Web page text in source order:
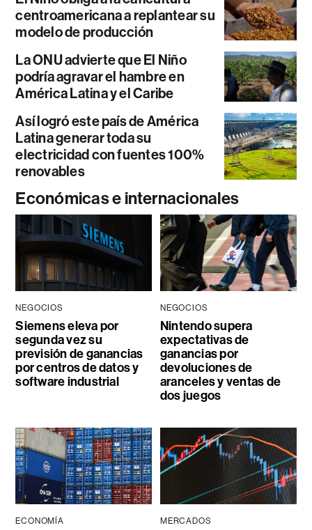
centroamericana a replantear su
modelo de producción
La ONU advierte que El Niño
podría agravar el hambre en
América Latina y el Caribe
Así logró este país de América
Latina generar toda su
electricidad con fuentes 100%
renovables
Económicas e internacionales
NEGOCIOS
Siemens eleva por
segunda vez su
previsión de ganancias
por centros de datos y
software industrial
NEGOCIOS
Nintendo supera
expectativas de
ganancias por
devoluciones de
aranceles y ventas de
dos juegos
ECONOMÍA MERCADOS